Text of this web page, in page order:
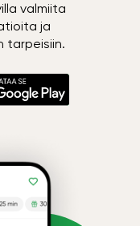
valmiita
ja
tarpeisiin.